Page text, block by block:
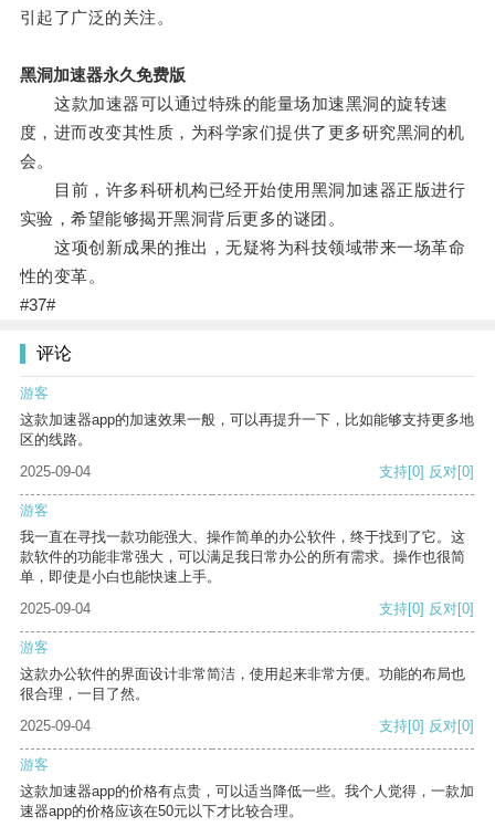
引起了广泛的关注。
黑洞加速器永久免费版
这款加速器可以通过特殊的能量场加速黑洞的旋转速
度，进而改变其性质，为科学家们提供了更多研究黑洞的机
会。
目前，许多科研机构已经开始使用黑洞加速器正版进行
实验，希望能够揭开黑洞背后更多的谜团。
这项创新成果的推出，无疑将为科技领域带来一场革命
性的变革。
#37#
评论
游客
这款加速器app的加速效果一般，可以再提升一下，比如能够支持更多地
区的线路。
2025-09-04
支持[0] 反对[0]
游客
我一直在寻找一款功能强大、操作简单的办公软件，终于找到了它。这
款软件的功能非常强大，可以满足我日常办公的所有需求。操作也很简
单，即使是小白也能快速上手。
2025-09-04
支持[0] 反对[0]
游客
这款办公软件的界面设计非常简洁，使用起来非常方便。功能的布局也
很合理，一目了然。
2025-09-04
支持[0] 反对[0]
游客
这款加速器app的价格有点贵，可以适当降低一些。我个人觉得，一款加
速器app的价格应该在50元以下才比较合理。